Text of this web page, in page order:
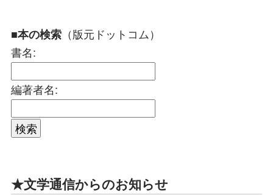
■本の検索 （版元ドットコム）
書名:
編著者名:
★文学通信からのお知らせ